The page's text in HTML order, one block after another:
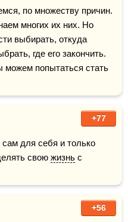
по множеству причин.
многих их них. Но
выбирать, откуда
где его закончить.
попытаться стать
+77
для себя и только
свою жизнь с
+56